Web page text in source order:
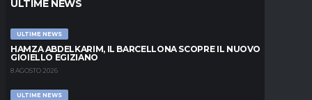
ULTIME NEWS
ULTIME NEWS
HAMZA ABDELKARIM, IL BARCELLONA SCOPRE IL NUOVO
GIOIELLO EGIZIANO
8 AGOSTO 2026
ULTIME NEWS